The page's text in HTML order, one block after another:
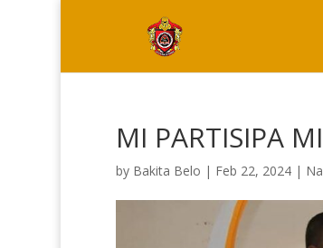
MI PARTISIPA
by Bakita Belo | Feb 22, 2024|